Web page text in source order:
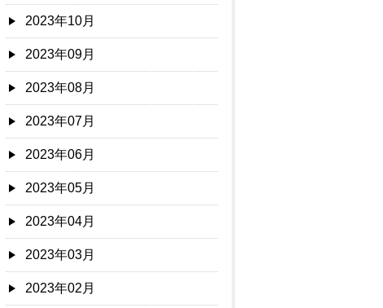
2023年10月
2023年09月
2023年08月
2023年07月
2023年06月
2023年05月
2023年04月
2023年03月
2023年02月